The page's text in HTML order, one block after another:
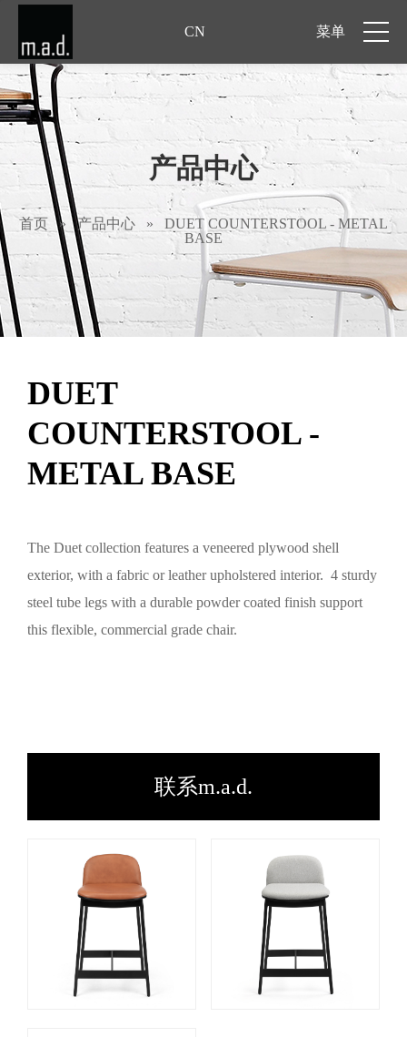
CN 菜单
产品中心
首页 » 产品中心 »
DUET COUNTERSTOOL - METAL
BASE
DUET
COUNTERSTOOL -
METAL BASE
The Duet collection features a veneered plywood shell
exterior, with a fabric or leather upholstered interior. 4 sturdy
steel tube legs with a durable powder coated finish support
this flexible, commercial grade chair.
联系m.a.d.